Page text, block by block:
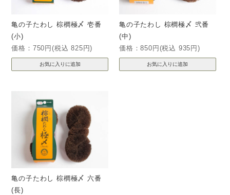
亀の子たわし 棕櫚極〆 壱番
(小)
価格：750円(税込 825円)
亀の子たわし 棕櫚極〆 弐番
(中)
価格：850円(税込 935円)
亀の子たわし 棕櫚極〆 六番
(長)